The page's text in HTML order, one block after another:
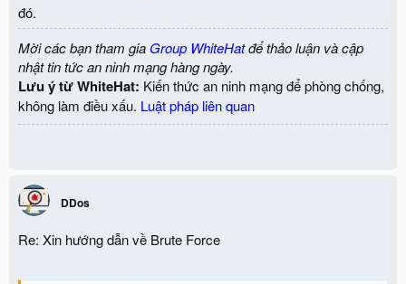
đó.
Mời các bạn tham gia Group WhiteHatđể thảo luận và cập
nhật tin tức an ninh mạng hàng ngày.
Lưu ý từ WhiteHat: Kiến thức an ninh mạng để phòng chống,
không làm điều xấu. Luật pháp liên quan
DDos
Re: Xin hướng dẫn về Brute Force